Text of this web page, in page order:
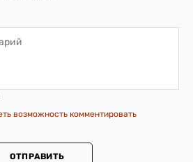
возможность комментировать
ОТПРАВИТЬ